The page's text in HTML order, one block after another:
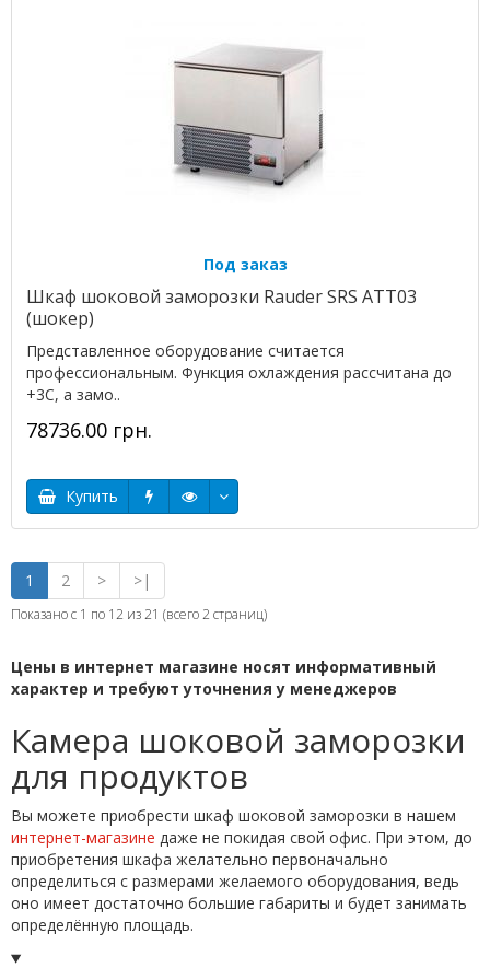
Под заказ
Шкаф шоковой заморозки Rauder SRS ATT03
(шокер)
Представленное оборудование считается
профессиональным. Функция охлаждения рассчитана до
+3С, а замо..
78736.00 грн.
Купить
1 2 > >|
Показано с 1 по 12 из 21 (всего 2 страниц)
Цены в интернет магазине носят информативный
характер и требуют уточнения у менеджеров
Камера шоковой заморозки
для продуктов
Вы можете приобрести шкаф шоковой заморозки в нашем
интернет-магазине даже не покидая свой офис. При этом, до
приобретения шкафа желательно первоначально
определиться с размерами желаемого оборудования, ведь
оно имеет достаточно большие габариты и будет занимать
определённую площадь.